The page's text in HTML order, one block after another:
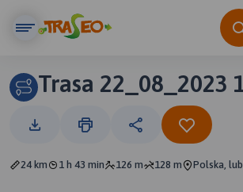
Trasa 22_08_2023
24 km 1 h 43 min 126 m 128 m Polska,